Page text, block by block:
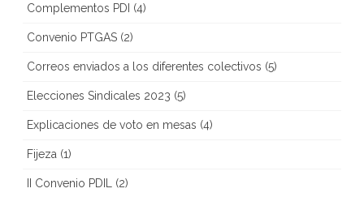
Complementos PDI (4)
Convenio PTGAS (2)
Correos enviados a los diferentes colectivos (5)
Elecciones Sindicales 2023 (5)
Explicaciones de voto en mesas (4)
Fijeza (1)
II Convenio PDIL (2)